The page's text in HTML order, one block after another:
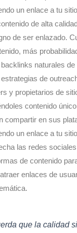
un enlace a tu
de alta
de ser enlazado.
más
naturales
de
y propietarios de
contenido
compartir en sus
un enlace a tu
las redes
de contenido
enlaces de
que la calidad